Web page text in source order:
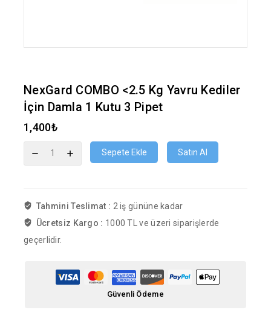
NexGard COMBO <2.5 Kg Yavru Kediler
İçin Damla 1 Kutu 3 Pipet
1,400₺
Sepete Ekle Satın Al
Tahmini Teslimat : 2 iş gününe kadar
Ücretsiz Kargo : 1000 TL ve üzeri siparişlerde
geçerlidir.
Güvenli Ödeme